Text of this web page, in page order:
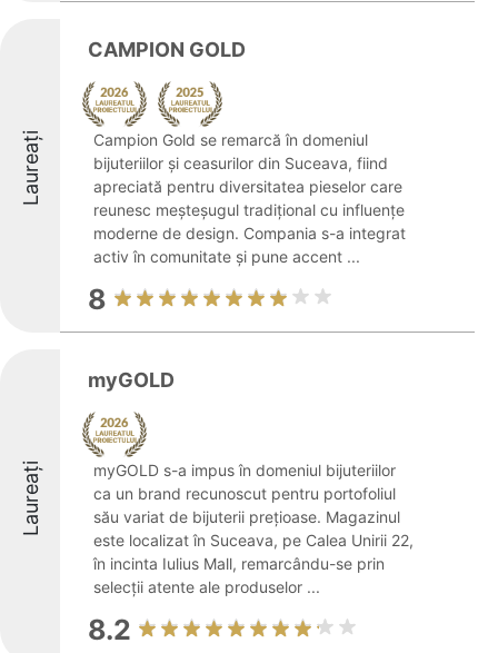
Laureați
CAMPION GOLD
Campion Gold se remarcă în domeniul
bijuteriilor și ceasurilor din Suceava, fiind
apreciată pentru diversitatea pieselor care
reunesc meșteșugul tradițional cu influențe
moderne de design. Compania s-a integrat
activ în comunitate și pune accent ...
8
Laureați
myGOLD
myGOLD s-a impus în domeniul bijuteriilor
ca un brand recunoscut pentru portofoliul
său variat de bijuterii prețioase. Magazinul
este localizat în Suceava, pe Calea Unirii 22,
în incinta Iulius Mall, remarcându-se prin
selecții atente ale produselor ...
8.2